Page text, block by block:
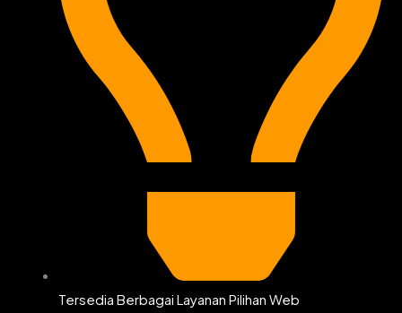
Tersedia Berbagai Layanan Pilihan Web